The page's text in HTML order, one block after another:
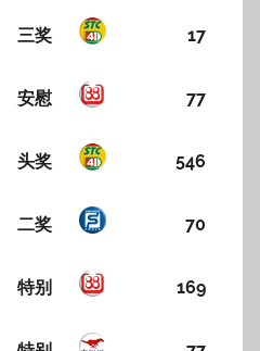
三奖 17
安慰 77
头奖 546
二奖 70
特别 169